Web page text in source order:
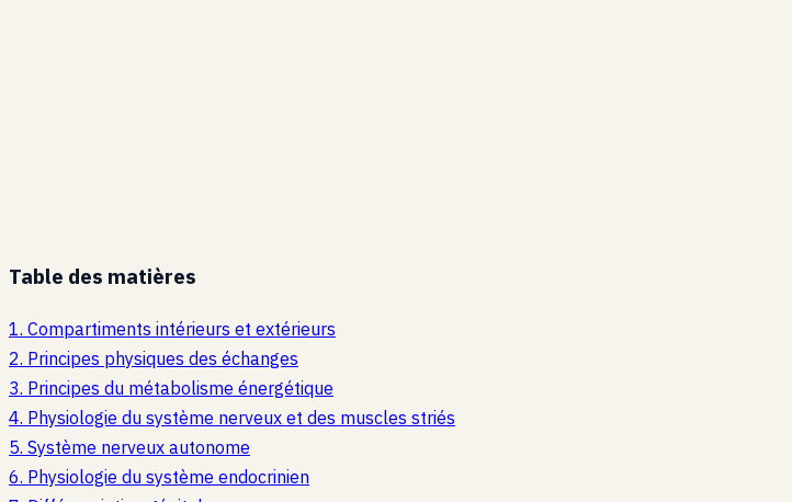
Table des matières
1. Compartiments intérieurs et extérieurs
2. Principes physiques des échanges
3. Principes du métabolisme énergétique
4. Physiologie du système nerveux et des muscles striés
5. Système nerveux autonome
6. Physiologie du système endocrinien